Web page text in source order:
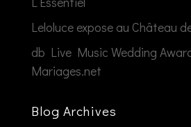
Leloluce expose au Château
db Live Music Wedding
Mariages.net
Blog Archives